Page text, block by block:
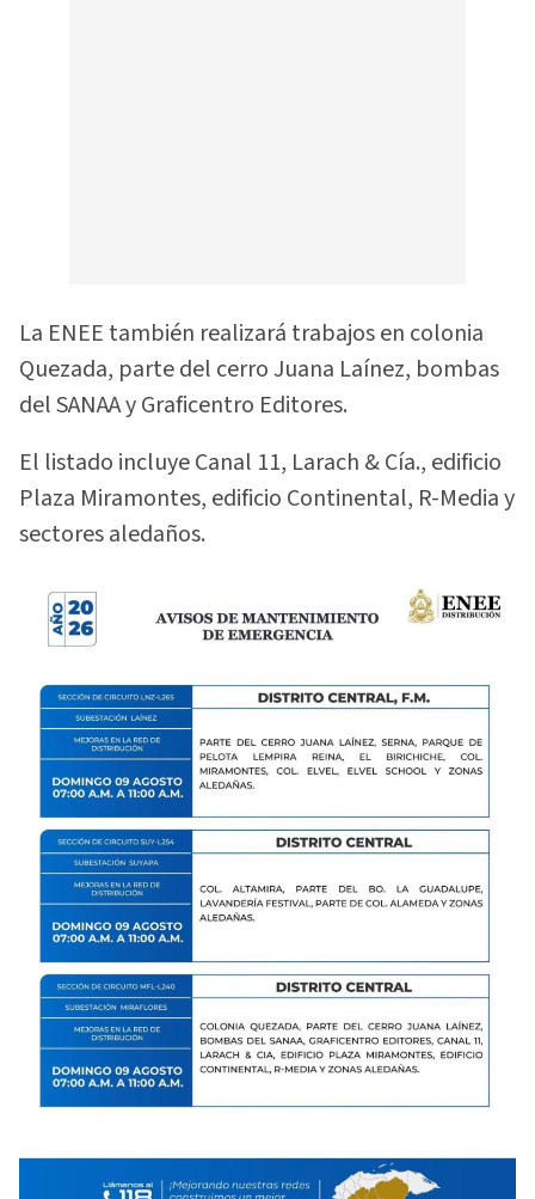
La ENEE también realizará trabajos en colonia
Quezada, parte del cerro Juana Laínez, bombas
del SANAA y Graficentro Editores.
El listado incluye Canal 11, Larach & Cía., edificio
Plaza Miramontes, edificio Continental, R-Media y
sectores aledaños.